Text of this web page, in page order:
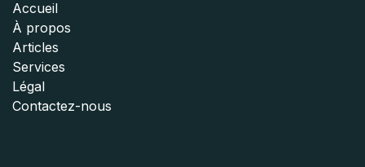
Accueil
À propos
Articles
Services
Légal
Contactez-nous